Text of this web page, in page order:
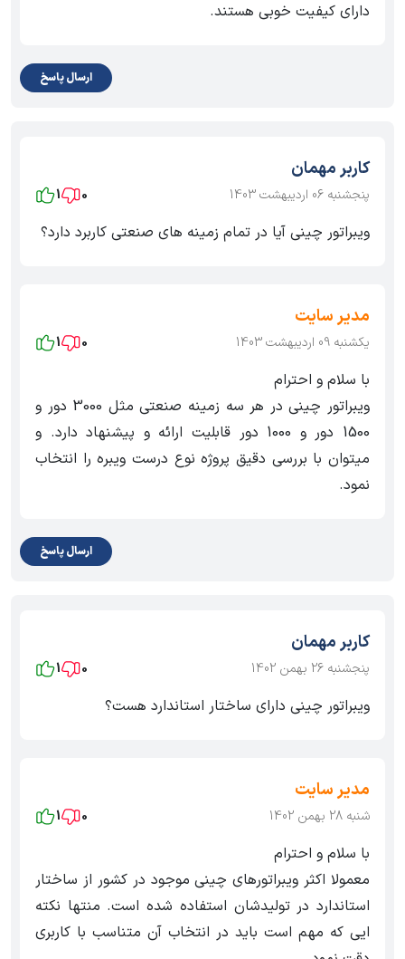
دارای کیفیت خوبی هستند.
ارسال پاسخ
کاربر مهمان
پنجشنبه 06 اردیبهشت 1403 0
1
ویبراتور چینی آیا در تمام زمینه های صنعتی کاربرد دارد؟
مدیر سایت
یکشنبه 09 اردیبهشت 1403 0
1
با سلام و احترام
ویبراتور چینی در هر سه زمینه صنعتی مثل 3000 دور و
1500 دور و 1000 دور قابلیت ارائه و پیشنهاد دارد. و
میتوان با بررسی دقیق پروژه نوع درست ویبره را انتخاب
نمود.
ارسال پاسخ
کاربر مهمان
پنجشنبه 26 بهمن 1402 0
1
ویبراتور چینی دارای ساختار استاندارد هست؟
مدیر سایت
شنبه 28 بهمن 1402 0
1
با سلام و احترام
معمولا اکثر ویبراتورهای چینی موجود در کشور از ساختار
استاندارد در تولیدشان استفاده شده است. منتها نکته
ایی که مهم است باید در انتخاب آن متناسب با کاربری